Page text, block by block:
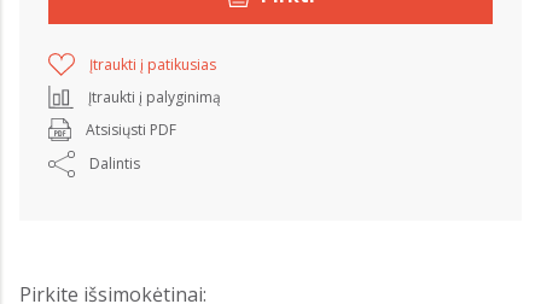
Įtraukti į patikusias
Įtraukti į palyginimą
Atsisiųsti PDF
Dalintis
Pirkite išsimokėtinai: